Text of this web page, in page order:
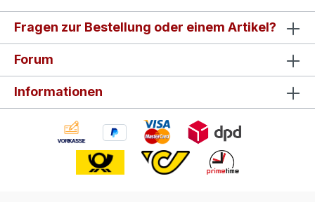
Fragen zur Bestellung oder einem Artikel?
Forum
Informationen